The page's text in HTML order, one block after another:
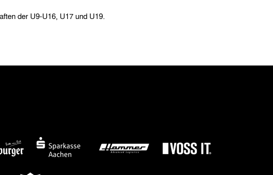
der U9-U16, U17 und U19.